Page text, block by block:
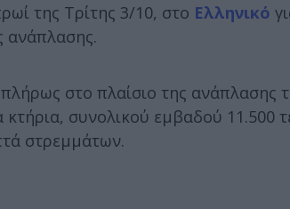
της Τρίτης 3/10, στο Ελληνικό
ανάπλασης.
στο πλαίσιο της ανάπλασης
συνολικού εμβαδού 11.500
στρεμμάτων.